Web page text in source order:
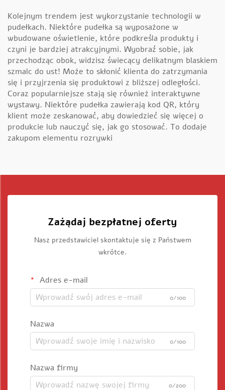
Kolejnym trendem jest wykorzystanie technologii w
pudełkach. Niektóre pudełka są wyposażone w
wbudowane oświetlenie, które podkreśla produkty i
czyni je bardziej atrakcyjnymi. Wyobraź sobie, jak
przechodząc obok, widzisz świecący delikatnym blaskiem
szmalc do ust! Może to skłonić klienta do zatrzymania
się i przyjrzenia się produktowi z bliższej odległości.
Coraz popularniejsze stają się również interaktywne
wystawy. Niektóre pudełka zawierają kod QR, który
klient może zeskanować, aby dowiedzieć się więcej o
produkcie lub nauczyć się, jak go stosować. To dodaje
zakupom elementu rozrywki
Zażądaj bezpłatnej oferty
Nasz przedstawiciel skontaktuje się z Państwem
wkrótce.
Adres e-mail
0/100
Nazwa
0/100
Nazwa firmy
0/200